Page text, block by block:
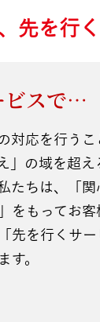
先を行く
ビスで…
対応を行うこ
」の域を超え
たちは、「
をもってお客
先を行くサー
す。